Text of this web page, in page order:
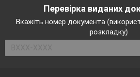
Перевірка виданих
Вкажіть номер документа
розкладку)